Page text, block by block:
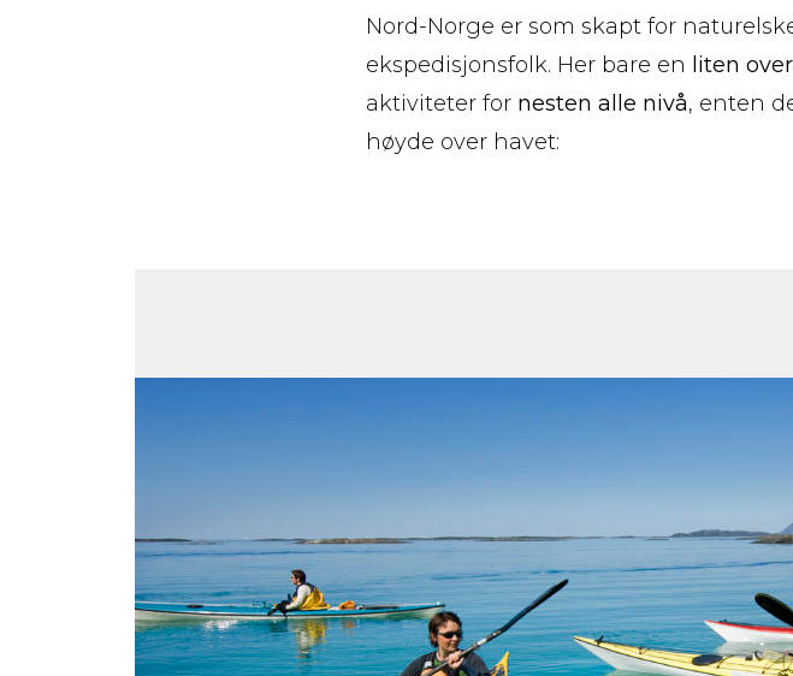
Nord-Norge er som skapt for
ekspedisjonsfolk. Her bare en liten
aktiviteter for nesten alle nivå, enten
høyde over havet: